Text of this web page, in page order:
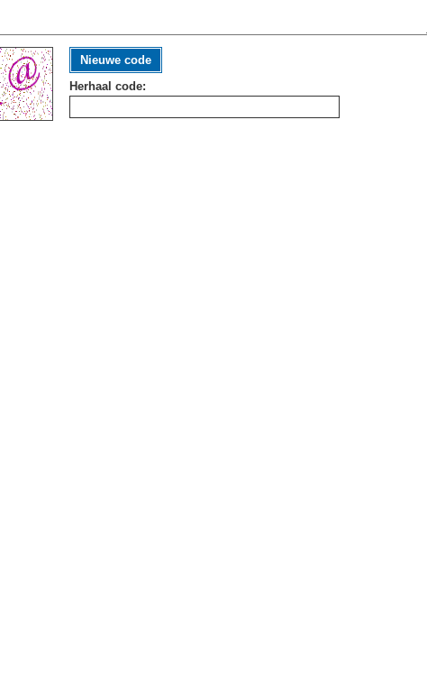
Nieuwe code
Herhaal code: